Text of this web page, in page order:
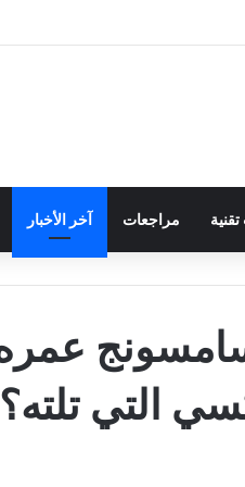
مراجعات آخر الأخبار
التي تلته؟